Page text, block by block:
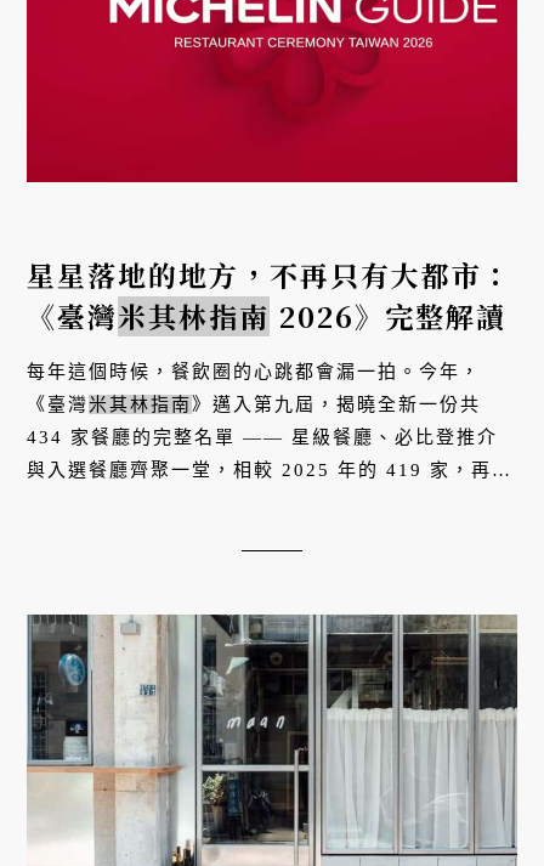
星星落地的地方，不再只有大都市：
《臺灣米其林指南 2026》完整解讀
每年這個時候，餐飲圈的心跳都會漏一拍。今年，
《臺灣米其林指南 》邁入第九屆，揭曉全新一份共
434 家餐廳的完整名單 —— 星級餐廳、必比登推介
與入選餐廳齊聚一堂，相較 2025 年的 419 家，再次